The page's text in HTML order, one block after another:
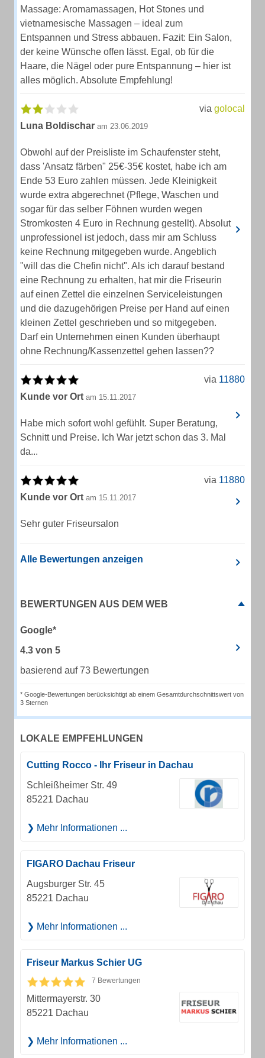
Massage: Aromamassagen, Hot Stones und
vietnamesische Massagen – ideal zum
Entspannen und Stress abbauen. Fazit: Ein Salon,
der keine Wünsche offen lässt. Egal, ob für die
Haare, die Nägel oder pure Entspannung – hier ist
alles möglich. Absolute Empfehlung!
via golocal
Luna Boldischar am 23.06.2019
Obwohl auf der Preisliste im Schaufenster steht,
dass 'Ansatz färben" 25€-35€ kostet, habe ich am
Ende 53 Euro zahlen müssen. Jede Kleinigkeit
wurde extra abgerechnet (Pflege, Waschen und
sogar für das selber Föhnen wurden wegen
Stromkosten 4 Euro in Rechnung gestellt). Absolut
unprofessionel ist jedoch, dass mir am Schluss
keine Rechnung mitgegeben wurde. Angeblich
"will das die Chefin nicht". Als ich darauf bestand
eine Rechnung zu erhalten, hat mir die Friseurin
auf einen Zettel die einzelnen Serviceleistungen
und die dazugehörigen Preise per Hand auf einen
kleinen Zettel geschrieben und so mitgegeben.
Darf ein Unternehmen einen Kunden überhaupt
ohne Rechnung/Kassenzettel gehen lassen??
via 11880
Kunde vor Ort am 15.11.2017
Habe mich sofort wohl gefühlt. Super Beratung,
Schnitt und Preise. Ich War jetzt schon das 3. Mal
da...
via 11880
Kunde vor Ort am 15.11.2017
Sehr guter Friseursalon
Alle Bewertungen anzeigen
BEWERTUNGEN AUS DEM WEB
Google*
4.3 von 5
basierend auf 73 Bewertungen
* Google-Bewertungen berücksichtigt ab einem Gesamtdurchschnittswert von
3 Sternen
LOKALE EMPFEHLUNGEN
Cutting Rocco - Ihr Friseur in Dachau
Schleißheimer Str. 49
85221 Dachau
Mehr Informationen ...
FIGARO Dachau Friseur
Augsburger Str. 45
85221 Dachau
Mehr Informationen ...
Friseur Markus Schier UG
7 Bewertungen
Mittermayerstr. 30
85221 Dachau
Mehr Informationen ...